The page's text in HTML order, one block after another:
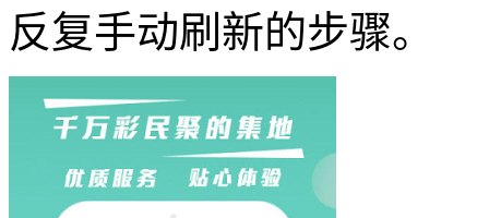
反复手动刷新的步骤。